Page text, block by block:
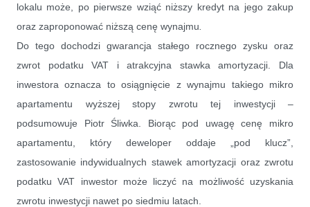
lokalu może, po pierwsze wziąć niższy kredyt na jego zakup
oraz zaproponować niższą cenę wynajmu
Do tego dochodzi gwarancja stałego rocznego zysku oraz
zwrot podatku VAT i atrakcyjna stawka amortyzacji. Dla
inwestora oznacza to osiągnięcie z wynajmu takiego mikro
apartamentu wyższej stopy zwrotu tej inwestycji –
podsumowuje Piotr Śliwka. Biorąc pod uwagę cenę mikro
apartamentu, który deweloper oddaje „pod klucz”,
zastosowanie indywidualnych stawek amortyzacji oraz zwrotu
podatku VAT inwestor może liczyć na możliwość uzyskania
zwrotu inwestycji nawet po siedmiu latach.